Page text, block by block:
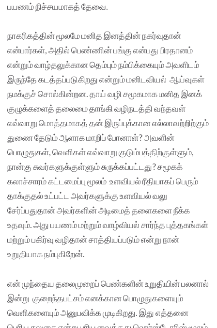
பயணம் நிச்சயமாகத் தேவை.
நாகரிகத்தின் மூலமே மனித இனத்தின் நகர்வுதான்
என்பார்கள், அதில் பெண்ணின் பங்கு என்பது பிரதானம்
என்றும் வாழ்தலுக்கான தெம்பும் நம்பிக்கையும் அவளிடம்
இருந்தே கடத்தப்படுகிறது என்றும் மனிடவியல் ஆய்வுகள்
நமக்குச் சொல்கின்றன. தாய் வழி சமூகமாக மனித இனக்
குழுக்களைத் தலைமை தாங்கி வழிநடத்தி வந்தவள்
எவ்வாறு மொத்தமாகத் தன் இருப்புக்கான எல்லாவற்றிற்கும்
துணை தேடும் ஆளாக மாறிப் போனாள்? அவளின்
பொழுதுகள், வெளிகள் எவ்வாறு குடும்பத்திற்குள்ளும்,
நான்கு சுவர்களுக்குள்ளும் சுருக்கப்பட்டது? சமூகக்
கலாச்சாரம் கட்டமைப்பு மூலம் உளவியல் ரீதியாகப் பெரும்
தாக்குதல் உட்பட்ட அவர்களுக்கு உளவியல் வலு
சேர்ப்பதுதான் அவர்களின் அடிமைத் தளைகளை நீக்க
உதவும். அது பயணம் மற்றும் வாழ்வியல் சார்ந்த புத்தகங்கள்
மற்றும் பகிர்வு வழிதான் சாத்தியப்படும் என்று நான்
உறுதியாக நம்புகிறேன்.
என் முந்தைய தலைமுறைப் பெண்களின் உறுதியின் பலனால்
இன்று குறைந்தபட்சம் எனக்கான பொழுதுகளையும்
வெளிகளையும் அனுபவிக்க முடிகிறது. இது எத்தனை